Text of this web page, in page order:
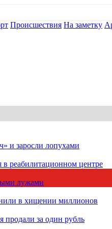
Происшествия На заметку
и заросли лопухами
реабилитационном центре
лужами
в хищении миллионов
продали за один рубль